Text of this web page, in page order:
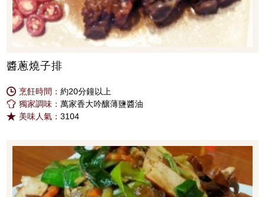
醬蔥燒子排
烹飪時間：約20分鐘以上
獨家調味：萬家香大吟釀薄鹽醬油
美味人氣：3104